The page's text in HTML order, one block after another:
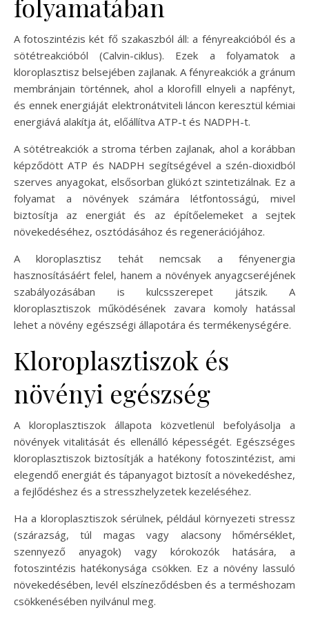
folyamatában
A fotoszintézis két fő szakaszból áll: a fényreakcióból és a
sötétreakcióból (Calvin-ciklus). Ezek a folyamatok a
kloroplasztisz belsejében zajlanak. A fényreakciók a gránum
membránjain történnek, ahol a klorofill elnyeli a napfényt,
és ennek energiáját elektronátviteli láncon keresztül kémiai
energiává alakítja át, előállítva ATP-t és NADPH-t.
A sötétreakciók a stroma térben zajlanak, ahol a korábban
képződött ATP és NADPH segítségével a szén-dioxidból
szerves anyagokat, elsősorban glükózt szintetizálnak. Ez a
folyamat a növények számára létfontosságú, mivel
biztosítja az energiát és az építőelemeket a sejtek
növekedéséhez, osztódásához és regenerációjához.
A kloroplasztisz tehát nemcsak a fényenergia
hasznosításáért felel, hanem a növények anyagcseréjének
szabályozásában is kulcsszerepet játszik. A
kloroplasztiszok működésének zavara komoly hatással
lehet a növény egészségi állapotára és termékenységére.
Kloroplasztiszok és
növényi egészség
A kloroplasztiszok állapota közvetlenül befolyásolja a
növények vitalitását és ellenálló képességét. Egészséges
kloroplasztiszok biztosítják a hatékony fotoszintézist, ami
elegendő energiát és tápanyagot biztosít a növekedéshez,
a fejlődéshez és a stresszhelyzetek kezeléséhez.
Ha a kloroplasztiszok sérülnek, például környezeti stressz
(szárazság, túl magas vagy alacsony hőmérséklet,
szennyező anyagok) vagy kórokozók hatására, a
fotoszintézis hatékonysága csökken. Ez a növény lassuló
növekedésében, levél elszíneződésben és a terméshozam
csökkenésében nyilvánul meg.